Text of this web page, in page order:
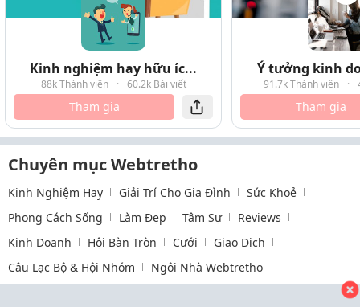
Kinh nghiệm hay hữu íc...
88k Thành viên · 60.2k Bài viết
Tham gia
Ý tưởng kinh
91.7k Thành viên ·
Tham gia
Chuyên mục Webtretho
Kinh Nghiệm Hay Giải Trí Cho Gia Đình
Sức Khoẻ
Phong Cách Sống
Làm Đẹp Tâm Sự
Reviews
Kinh Doanh
Hội Bàn Tròn Cưới
Giao Dịch
Câu Lạc Bộ & Hội Nhóm
Ngôi Nhà Webtretho